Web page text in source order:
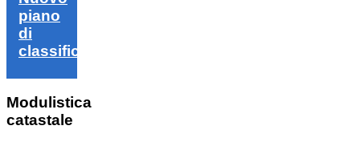
piano
di
classifica
Modulistica
catastale